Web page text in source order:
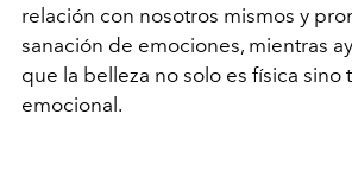
relación con nosotros mismos y
sanación de emociones, mientras
que la belleza no solo es física sino
emocional.